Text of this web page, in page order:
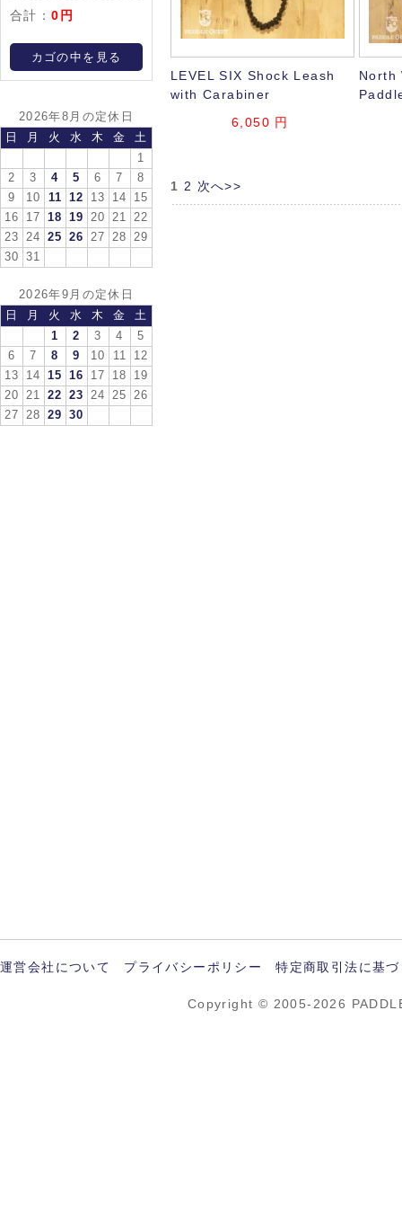
合計：0円
カゴの中を見る
2026年8月の定休日
日
月 火 水 木 金
土
1
2
3 4 5 6 7
8
9
10 11 12 13 14
15
16
17 18 19 20 21
22
23
24 25 26 27 28
29
30
31
2026年9月の定休日
日
月 火 水 木 金
土
1
2 3 4
5
6
7 8 9 10 11
12
13
14 15 16 17 18
19
20
21 22 23 24 25
26
27
28 29 30
LEVEL SIX Shock Leash
with Carabiner
6,050 円
North
1 2 次へ>>
運営会社について プライバシーポリシー 特定商取引法に基
Copyright © 2005-2026